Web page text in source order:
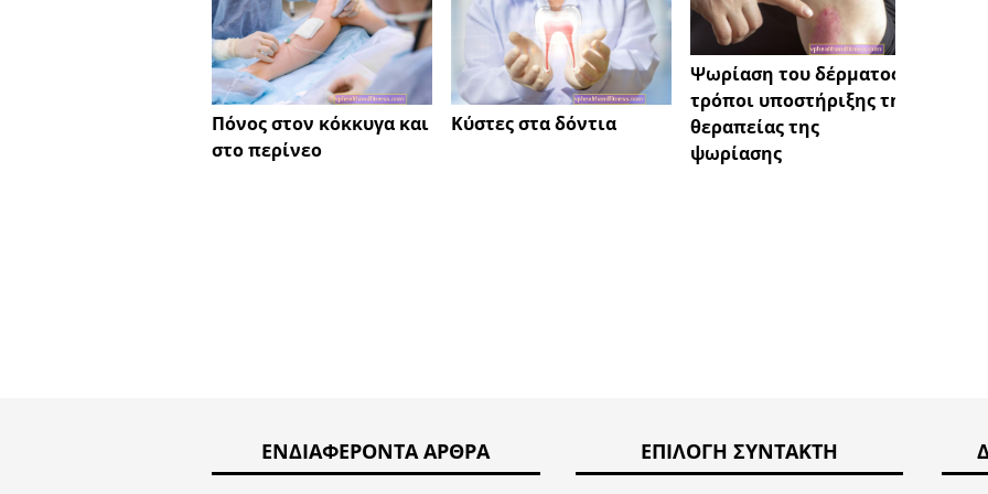
Πόνος στον κόκκυγα και
στο περίνεο
Κύστες στα δόντια
Ψωρίαση του δέρματος -
τρόποι υποστήριξης της
θεραπείας της
ψωρίασης
ΕΝΔΙΑΦΈΡΟΝΤΑ ΆΡΘΡΑ ΕΠΙΛΟΓΉ ΣΥΝΤΆΚΤΗ